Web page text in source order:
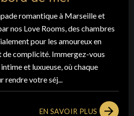
romantique à Marseille et
nos Love Rooms, des chambres
pour les amoureux en
de complicité. Immergez-vous
et luxueuse, où chaque
rendre votre séj...
EN SAVOIR PLUS